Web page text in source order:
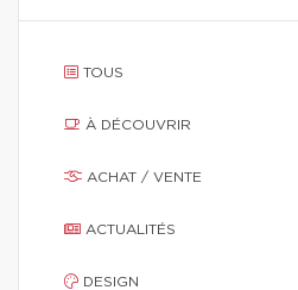
TOUS
À DÉCOUVRIR
ACHAT / VENTE
ACTUALITÉS
DESIGN